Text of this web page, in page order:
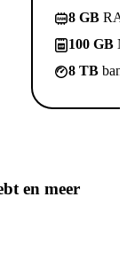
8 GB
100 GB
8 TB
en meer